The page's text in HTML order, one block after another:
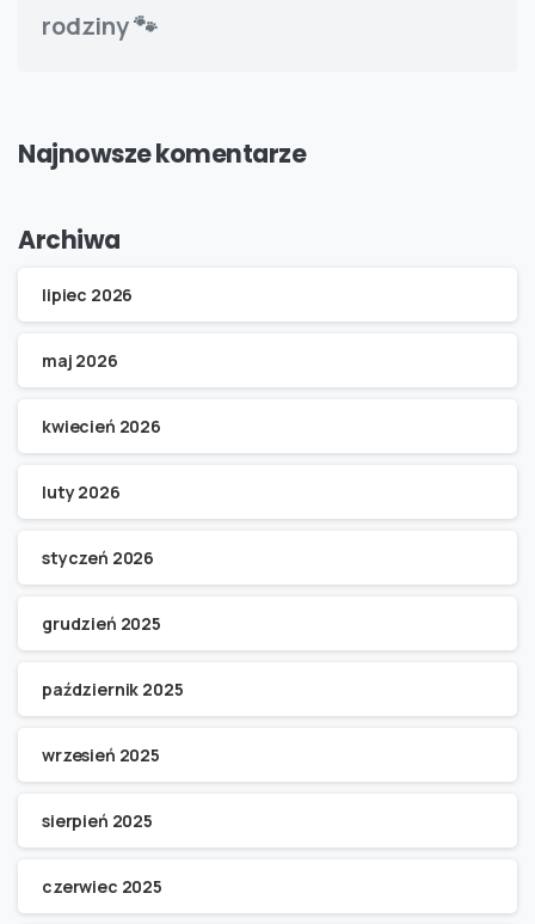
rodziny 🐾
Najnowsze komentarze
Archiwa
lipiec 2026
maj 2026
kwiecień 2026
luty 2026
styczeń 2026
grudzień 2025
październik 2025
wrzesień 2025
sierpień 2025
czerwiec 2025